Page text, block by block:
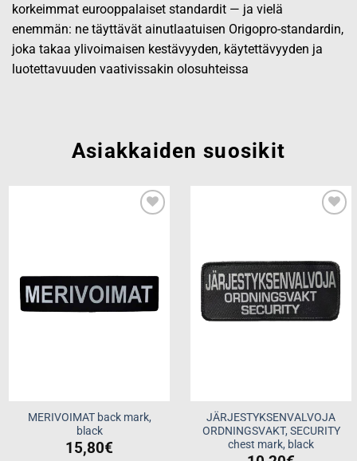
korkeimmat eurooppalaiset standardit — ja vielä
enemmän: ne täyttävät ainutlaatuisen Origopro-standardin,
joka takaa ylivoimaisen kestävyyden, käytettävyyden ja
luotettavuuden vaativissakin olosuhteissa
Asiakkaiden suosikit
MERIVOIMAT back mark,
black
15,80€
JÄRJESTYKSENVALVOJA
ORDNINGSVAKT, SECURITY
chest mark, black